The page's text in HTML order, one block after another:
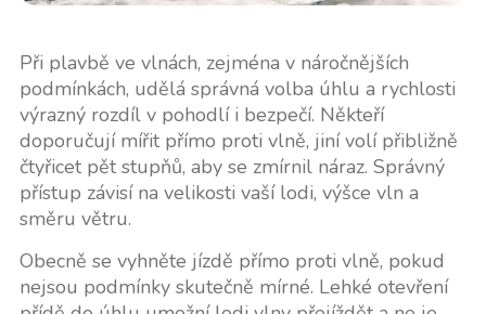
Při plavbě ve vlnách, zejména v náročnějších
podmínkách, udělá správná volba úhlu a rychlosti
výrazný rozdíl v pohodlí i bezpečí. Někteří
doporučují mířit přímo proti vlně, jiní volí přibližně
čtyřicet pět stupňů, aby se zmírnil náraz. Správný
přístup závisí na velikosti vaší lodi, výšce vln a
směru větru.
Obecně se vyhněte jízdě přímo proti vlně, pokud
nejsou podmínky skutečně mírné. Lehké otevření